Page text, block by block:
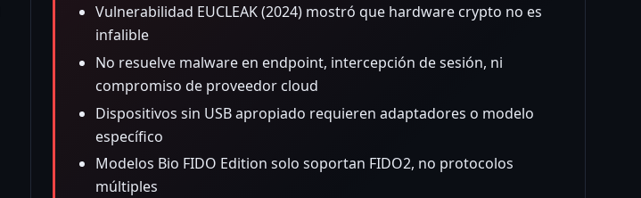
Vulnerabilidad EUCLEAK (2024) mostró que hardware crypto no es
infalible
No resuelve malware en endpoint, intercepción de sesión, ni
compromiso de proveedor cloud
Dispositivos sin USB apropiado requieren adaptadores o modelo
específico
Modelos Bio FIDO Edition solo soportan FIDO2, no protocolos
múltiples